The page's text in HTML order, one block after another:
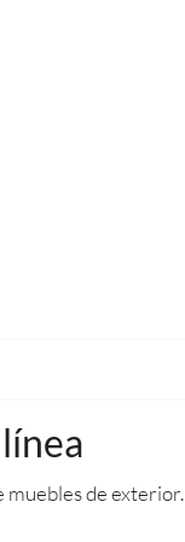
muebles de exterior.